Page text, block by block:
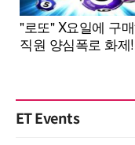
ET Events